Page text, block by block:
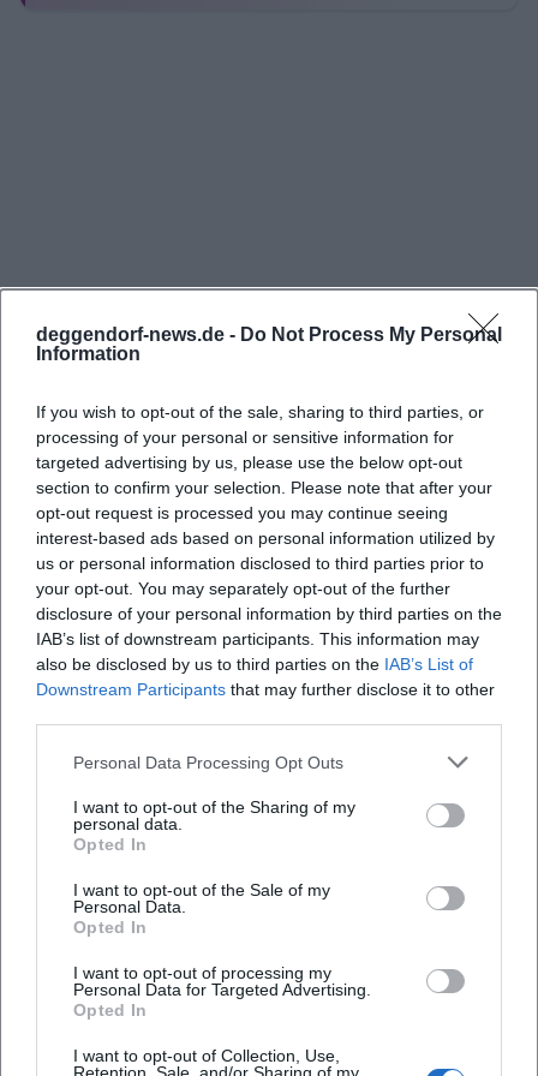
deggendorf-news.de - Do Not Process My Personal
Information
If you wish to opt-out of the sale, sharing to third parties, or
processing of your personal or sensitive information for
targeted advertising by us, please use the below opt-out
section to confirm your selection. Please note that after your
opt-out request is processed you may continue seeing
interest-based ads based on personal information utilized by
us or personal information disclosed to third parties prior to
your opt-out. You may separately opt-out of the further
disclosure of your personal information by third parties on the
IAB’s list of downstream participants. This information may
also be disclosed by us to third parties on the IAB’s List of
Downstream Participants that may further disclose it to other
Personal Data Processing Opt Outs
I want to opt-out of the Sharing of my
personal data.
Opted In
I want to opt-out of the Sale of my
Personal Data.
Opted In
I want to opt-out of processing my
Personal Data for Targeted Advertising.
Opted In
I want to opt-out of Collection, Use,
fragen. Die Stadthallen Deggendorf bedienen diese
Nachfrage mit einem sehr breiten Spektrum aus
Schlager, Musical, Konzert, Theater, Show,
Eventseiten wird das besonders gut sichtbar: Die
Schlagernacht am 23. Mai 2026 bringt mit Semino
Rossi, den Schlagerpiloten, Tammy und Anni Perka
gleich mehrere Publikumslieblinge auf die Bühne,
während Andy Borg für den 18. Februar 2027
angekündigt ist und klassische Schlagerstimmung
mit Oldies und Evergreens verbindet. Auch das
Weihnachtsmusical Die Stille Nacht und die
musikalische Revue I am from Austria mit Bezug zu
Rainhard Fendrich zeigen, wie stark das Haus auch
emotionale, familienfreundliche und
generationenübergreifende Formate bespielt. Die
Kastelruther Spatzen waren ebenfalls Teil des
volkstümliche Musik und treue Fangemeinden.
Wer hier sucht, möchte also nicht nur einen Ort
finden, sondern ein Erlebnis mit
Wiedererkennungswert. ([deggendorfer-
stadthallen.de/veranstaltungskalender.html))
Häufig gestellte Fragen
Veranstaltungsprogramm der Stadthallen
Wo kann ich bei der Stadthallen Deggendorf
GmbH parken?
Stadthallen Deggendorf?
Ist die Location barrierefrei?